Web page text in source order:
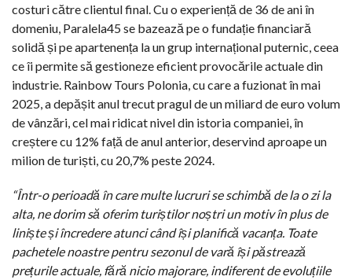
costuri către clientul final. Cu o experiență de 36 de ani în
domeniu, Paralela45 se bazează pe o fundație financiară
solidă și pe apartenența la un grup internațional puternic, ceea
ce îi permite să gestioneze eficient provocările actuale din
industrie. Rainbow Tours Polonia, cu care a fuzionat în mai
2025, a depășit anul trecut pragul de un miliard de euro volum
de vânzări, cel mai ridicat nivel din istoria companiei, în
creștere cu 12% față de anul anterior, deservind aproape un
milion de turiști, cu 20,7% peste 2024.
“Într-o perioadă în care multe lucruri se schimbă de la o zi la
alta, ne dorim să oferim turiștilor noștri un motiv în plus de
liniște și încredere atunci când își planifică vacanța. Toate
pachetele noastre pentru sezonul de vară își păstrează
prețurile actuale, fără nicio majorare, indiferent de evoluțiile